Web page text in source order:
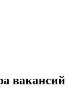
вакансий